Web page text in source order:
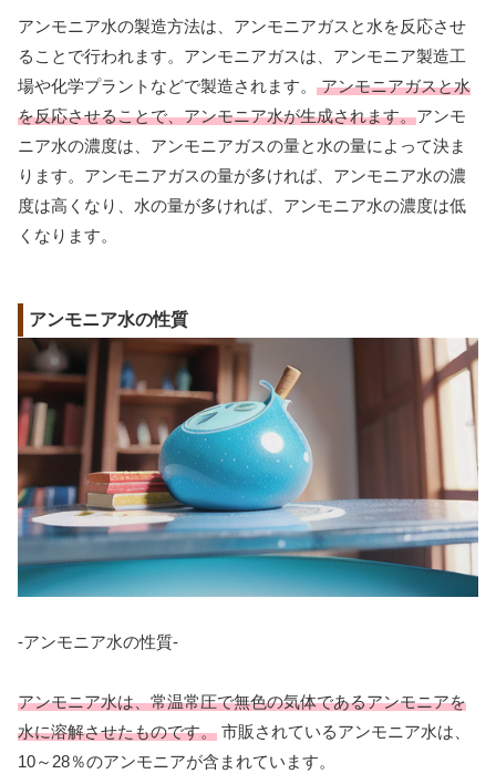
アンモニア水の製造方法は、アンモニアガスと水を反応させ
ることで行われます。アンモニアガスは、アンモニア製造工
場や化学プラントなどで製造されます。 アンモニアガスと水
を反応させることで、アンモニア水が生成されます。アンモ
ニア水の濃度は、アンモニアガスの量と水の量によって決ま
ります。アンモニアガスの量が多ければ、アンモニア水の濃
度は高くなり、水の量が多ければ、アンモニア水の濃度は低
くなります。
アンモニア水の性質
-アンモニア水の性質-
アンモニア水は、常温常圧で無色の気体であるアンモニアを
水に溶解させたものです。 市販されているアンモニア水は、
10～28％のアンモニアが含まれています。